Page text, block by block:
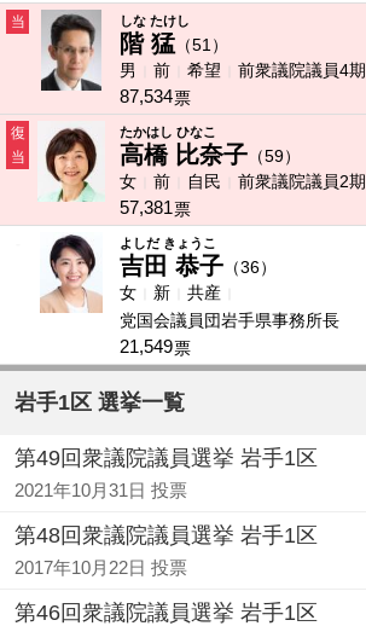
当 しな たけし
階 猛 （51）
男
前 希望 前衆議院議員4期
87,534票
復
当
たかはし ひなこ
高橋 比奈子 （59）
女
前 自民 前衆議院議員2期
57,381票
よしだ きょうこ
吉田 恭子 （36）
女
新
共産
党国会議員団岩手県事務所長
21,549票
岩手1区 選挙一覧
第49回衆議院議員選挙 岩手1区
2021年10月31日 投票
第48回衆議院議員選挙 岩手1区
2017年10月22日 投票
第46回衆議院議員選挙 岩手1区